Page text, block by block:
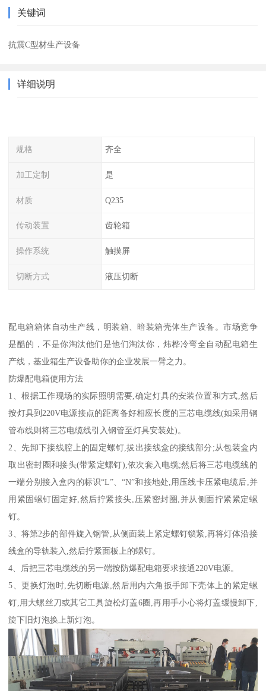
关键词
抗震C型材生产设备
详细说明
规格 齐全
加工定制 是
材质 Q235
传动装置 齿轮箱
操作系统 触摸屏
切断方式 液压切断
配电箱箱体自动生产线，明装箱、暗装箱壳体生产设备。市场竞争
是酷的，不是你淘汰他们是他们淘汰你，炜桦冷弯全自动配电箱生
产线，基业箱生产设备助你的企业发展一臂之力。
防爆配电箱使用方法
1、根据工作现场的实际照明需要,确定灯具的安装位置和方式,然后
按灯具到220V电源接点的距离备好相应长度的三芯电缆线(如采用钢
管布线则将三芯电缆线引入钢管至灯具安装处)。
2、先卸下接线腔上的固定螺钉,拔出接线盒的接线部分;从包装盒内
取出密封圈和接头(带紧定螺钉),依次套入电缆;然后将三芯电缆线的
一端分别接入盒内的标识“L”、“N”和接地处,用压线卡压紧电缆后,并
用紧固螺钉固定好,然后拧紧接头,压紧密封圈,并从侧面拧紧紧定螺
钉。
3、将第2步的部件旋入钢管,从侧面装上紧定螺钉锁紧,再将灯体沿接
线盒的导轨装入,然后拧紧面板上的螺钉。
4、后把三芯电缆线的另一端按防爆配电箱要求接通220V电源。
5、更换灯泡时,先切断电源,然后用内六角扳手卸下壳体上的紧定螺
钉,用大螺丝刀或其它工具旋松灯盖6圈,再用手小心将灯盖缓慢卸下,
旋下旧灯泡换上新灯泡。